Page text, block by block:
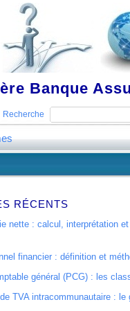
Banque
Recherche
RÉCENTS
nette : calcul, interprétation et
financier : définition et
général (PCG) : les
TVA intracommunautaire : le